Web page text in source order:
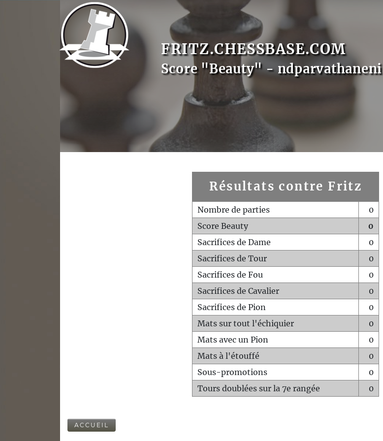
FRITZ.CHESSBASE.COM
Score "Beauty" - ndparvathaneni
Résultats contre Fritz
Nombre de parties
0
Score Beauty
0
Sacrifices de Dame
0
Sacrifices de Tour
0
Sacrifices de Fou
0
Sacrifices de Cavalier
0
Sacrifices de Pion
0
Mats sur tout l'échiquier
0
Mats avec un Pion
0
Mats à l'étouffé
0
Sous-promotions
0
Tours doublées sur la 7e rangée
0
ACCUEIL